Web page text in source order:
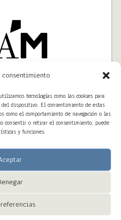
consentimiento
tecnologías como las cookies para
del dispositivo. El consentimiento de estas
como el comportamiento de navegación o las
consentir o retirar el consentimiento, puede
y funciones.